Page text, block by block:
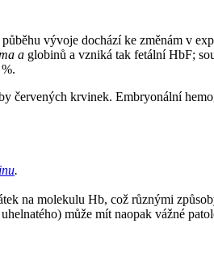
vývoje dochází ke změnám v
a globinů a vzniká tak fetální HbF;
červených krvinek. Embryonální
.
na molekulu Hb, což různými
může mít naopak vážné